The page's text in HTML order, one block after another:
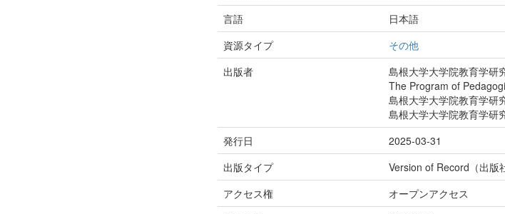
言語
日本語
資源タイプ
その他
出版者
島根大学大学院教育学
The Program of
島根大学大学院教育学
島根大学大学院教育学
発行日
2025-03-31
出版タイプ
Version of Record（出版
アクセス権
オープンアクセス